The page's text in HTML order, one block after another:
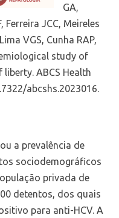
GA,
Ferreira JCC, Meireles
VGS, Cunha RAP,
study of
ABCS Health
abcshs.2023016.
a prevalência de
sociodemográficos
privada de
detentos, dos quais
para anti-HCV. A